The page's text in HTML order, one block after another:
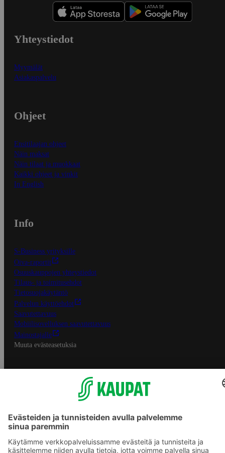
Yhteystiedot
Myymälät
Asiakaspalvelu
Ohjeet
Ensitilaajan ohjeet
Näin maksat
Näin tilaat ja muokkaat
Kaikki ohjeet ja vinkit
In English
Info
S-Business yrityksille
Oiva-raportit
Osuuskauppojen yhteystiedot
Tilaus- ja toimitusehdot
Tietosuojakäytäntö
Palvelun käyttöehdot
Saavutettavuus
Mobiilisovelluksen saavutettavuus
Mainostajalle
Muuta evästeasetuksia
S-ryhmän palvelut
S-ryhmä
Asiakasomistajuus
S-ostoslista -sovellus